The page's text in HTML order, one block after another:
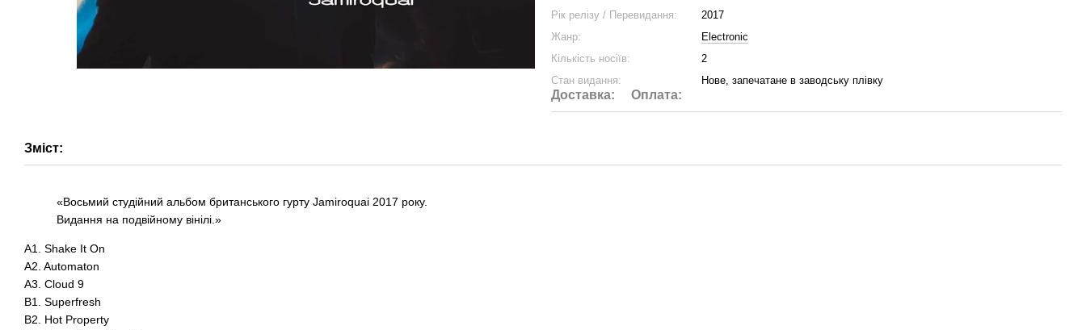
Рік релізу / Перевидання:
2017
Жанр:
Electronic
Кількість носіїв:
2
Стан видання:
Нове, запечатане в заводську плівку
Доставка: Оплата:
Зміст:
«Восьмий студійний альбом британського гурту Jamiroquai 2017 року.
Видання на подвійному вінілі.»
A1. Shake It On
A2. Automaton
A3. Cloud 9
B1. Superfresh
B2. Hot Property